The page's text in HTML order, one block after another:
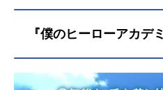
『僕のヒーローアカデ